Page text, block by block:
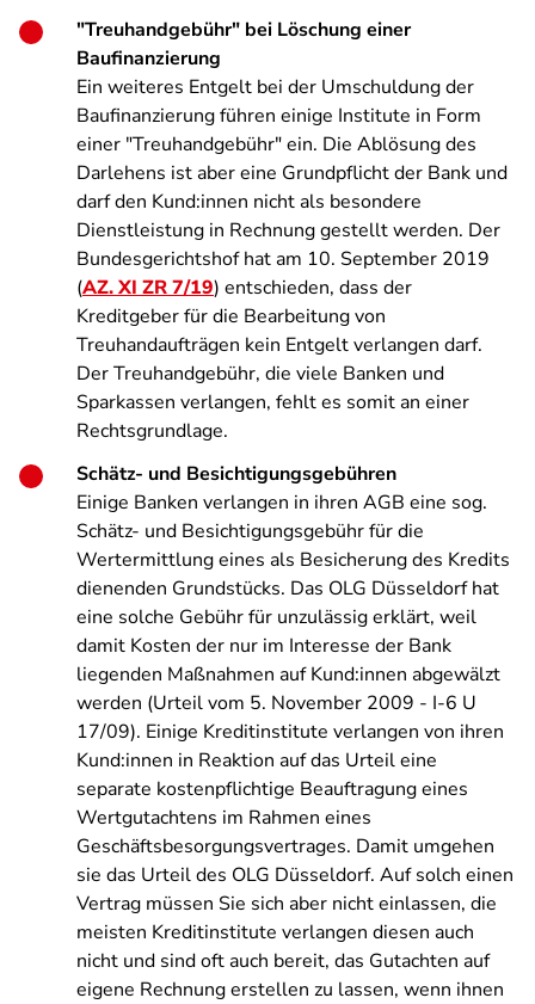
"Treuhandgebühr" bei Löschung einer
Baufinanzierung
Ein weiteres Entgelt bei der Umschuldung der
Baufinanzierung führen einige Institute in Form
einer "Treuhandgebühr" ein. Die Ablösung des
Darlehens ist aber eine Grundpflicht der Bank und
darf den Kund:innen nicht als besondere
Dienstleistung in Rechnung gestellt werden. Der
Bundesgerichtshof hat am 10. September 2019
(AZ. XI ZR 7/19) entschieden, dass der
Kreditgeber für die Bearbeitung von
Treuhandaufträgen kein Entgelt verlangen darf.
Der Treuhandgebühr, die viele Banken und
Sparkassen verlangen, fehlt es somit an einer
Rechtsgrundlage.
Schätz- und Besichtigungsgebühren
Einige Banken verlangen in ihren AGB eine sog.
Schätz- und Besichtigungsgebühr für die
Wertermittlung eines als Besicherung des Kredits
dienenden Grundstücks. Das OLG Düsseldorf hat
eine solche Gebühr für unzulässig erklärt, weil
damit Kosten der nur im Interesse der Bank
liegenden Maßnahmen auf Kund:innen abgewälzt
werden (Urteil vom 5. November 2009 - I-6 U
17/09). Einige Kreditinstitute verlangen von ihren
Kund:innen in Reaktion auf das Urteil eine
separate kostenpflichtige Beauftragung eines
Wertgutachtens im Rahmen eines
Geschäftsbesorgungsvertrages. Damit umgehen
sie das Urteil des OLG Düsseldorf. Auf solch einen
Vertrag müssen Sie sich aber nicht einlassen, die
meisten Kreditinstitute verlangen diesen auch
nicht und sind oft auch bereit, das Gutachten auf
eigene Rechnung erstellen zu lassen, wenn ihnen